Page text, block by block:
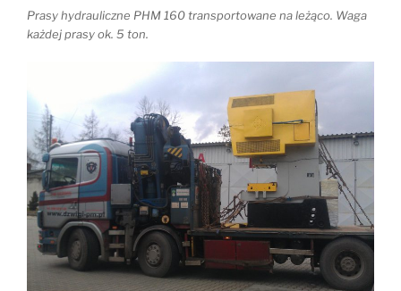
Prasy hydrauliczne PHM 160 transportowane na leżąco. Waga
każdej prasy ok. 5 ton.